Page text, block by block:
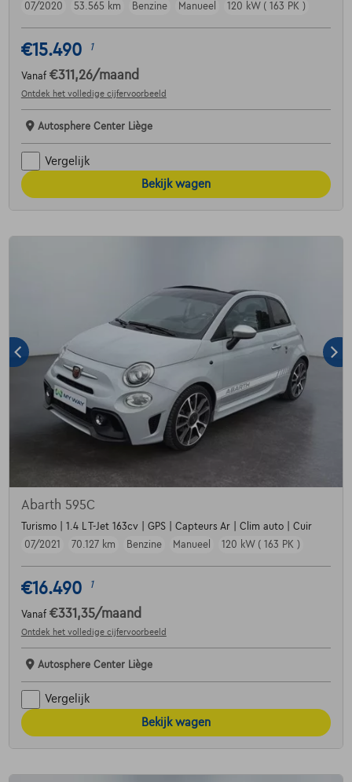
07/2020
53.565 km Benzine Manueel 120 kW ( 163 PK )
€15.490 1
Vanaf €311,26/maand
Ontdek het volledige cijfervoorbeeld
Autosphere Center Liège
Vergelijk
Bekijk wagen
Abarth 595C
Turismo | 1.4 L T-Jet 163cv | GPS | Capteurs Ar | Clim auto | Cuir
07/2021
70.127 km Benzine Manueel 120 kW ( 163 PK )
€16.490 1
Vanaf €331,35/maand
Ontdek het volledige cijfervoorbeeld
Autosphere Center Liège
Vergelijk
Bekijk wagen